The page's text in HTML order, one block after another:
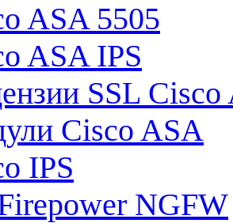
ASA 5505
ASA IPS
SSL Cisco
Cisco ASA
IPS
NGFW